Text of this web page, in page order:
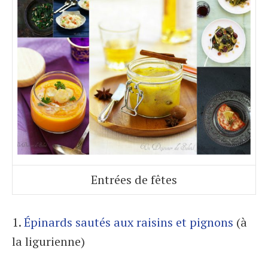
Entrées de fêtes
1.Épinards sautés aux raisins et pignons (à
la ligurienne)